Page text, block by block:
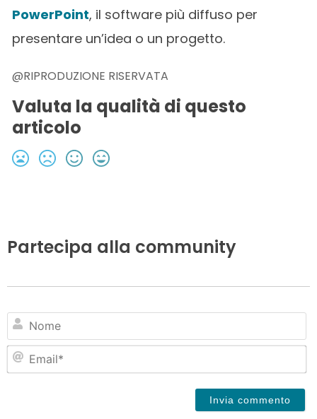
PowerPoint, il software più diffuso per
presentare un’idea o un progetto.
@RIPRODUZIONE RISERVATA
Valuta la qualità di questo
articolo
Partecipa alla community